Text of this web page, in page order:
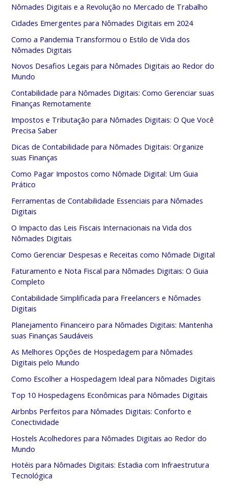
Nômades Digitais e a Revolução no Mercado de Trabalho
Cidades Emergentes para Nômades Digitais em 2024
Como a Pandemia Transformou o Estilo de Vida dos
Nômades Digitais
Novos Desafios Legais para Nômades Digitais ao Redor do
Mundo
Contabilidade para Nômades Digitais: Como Gerenciar suas
Finanças Remotamente
Impostos e Tributação para Nômades Digitais: O Que Você
Precisa Saber
Dicas de Contabilidade para Nômades Digitais: Organize
suas Finanças
Como Pagar Impostos como Nômade Digital: Um Guia
Prático
Ferramentas de Contabilidade Essenciais para Nômades
Digitais
O Impacto das Leis Fiscais Internacionais na Vida dos
Nômades Digitais
Como Gerenciar Despesas e Receitas como Nômade Digital
Faturamento e Nota Fiscal para Nômades Digitais: O Guia
Completo
Contabilidade Simplificada para Freelancers e Nômades
Digitais
Planejamento Financeiro para Nômades Digitais: Mantenha
suas Finanças Saudáveis
As Melhores Opções de Hospedagem para Nômades
Digitais pelo Mundo
Como Escolher a Hospedagem Ideal para Nômades Digitais
Top 10 Hospedagens Econômicas para Nômades Digitais
Airbnbs Perfeitos para Nômades Digitais: Conforto e
Conectividade
Hostels Acolhedores para Nômades Digitais ao Redor do
Mundo
Hotéis para Nômades Digitais: Estadia com Infraestrutura
Tecnológica